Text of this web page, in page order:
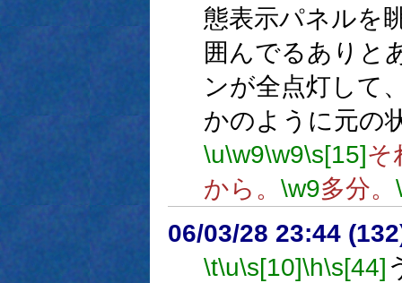
態表示パネルを
囲んでるありと
ンが全点灯して
かのように元の
\u\w9\w9\s[15]そ
から。 \w9多分。
06/03/28 23:44
\t\u\s[10]\h\s[44]